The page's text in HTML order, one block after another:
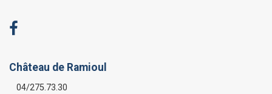
Château de Ramioul
04/275.73.30